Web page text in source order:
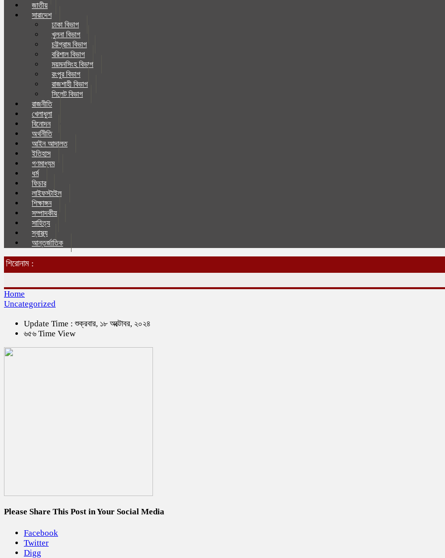
জাতীয়
সারাদেশ
ঢাকা বিভাগ
খুলনা বিভাগ
চট্টগ্রাম বিভাগ
বরিশাল বিভাগ
ময়মনসিংহ বিভাগ
রংপুর বিভাগ
রাজশাহী বিভাগ
সিলেট বিভাগ
রাজনীতি
খেলাধুলা
বিনোদন
অর্থনীতি
আইন আদালত
ইতিহাস
গণমাধ্যম
ধর্ম
ফিচার
লাইফস্টাইল
শিক্ষাঙ্গন
সম্পাদকীয়
সাহিত্য
স্বাস্থ্য
আন্তর্জাতিক
শিরোনাম :
Home
Uncategorized
Update Time : শুক্রবার, ১৮ অক্টোবর, ২০২৪
৬৫৬ Time View
Please Share This Post in Your Social Media
Facebook
Twitter
Digg